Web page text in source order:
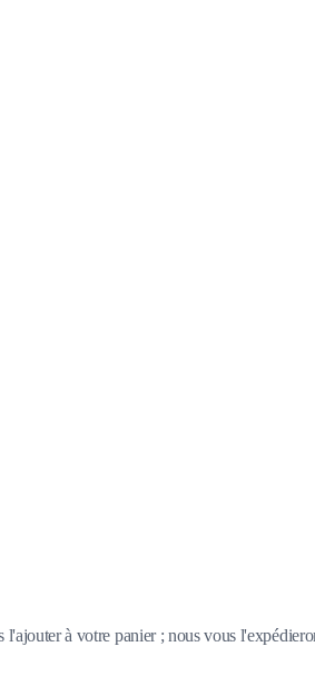
l'ajouter à votre panier ; nous vous